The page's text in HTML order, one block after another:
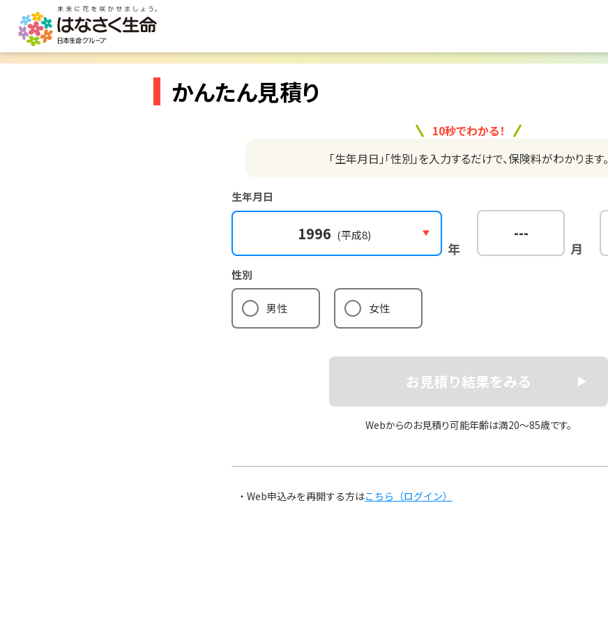
かんたん見積り
10秒でわかる！
「生年月日」「性別」を入力するだけで、保険料がわかります。
生年月日
1996 (平成8)
年
---
月
性別
男性 女性
お見積り結果をみる
Webからのお見積り可能年齢は満20〜85歳です。
Web申込みを再開する方はこちら（ログイン）